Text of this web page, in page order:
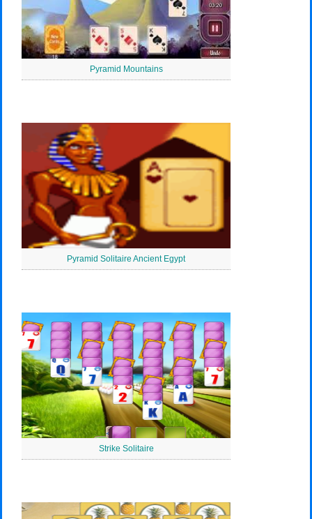
Pyramid Mountains
Pyramid Solitaire Ancient Egypt
Strike Solitaire